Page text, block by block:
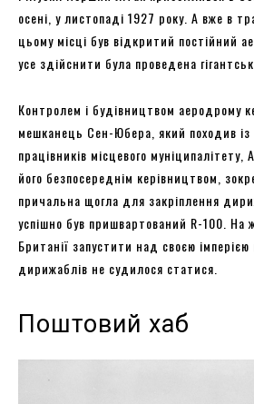
осені, у листопаді 1927 року. А вже в
цьому місці був відкритий постійний
усе здійснити була проведена
Контролем і будівництвом аеродрому
мешканець Сен-Юбера, який походив
працівників місцевого
його безпосереднім керівництвом,
причальна щогла для закріплення
успішно був пришвартований R-100. На
Британії запустити над своєю імперією
дирижаблів не судилося статися.
Поштовий хаб